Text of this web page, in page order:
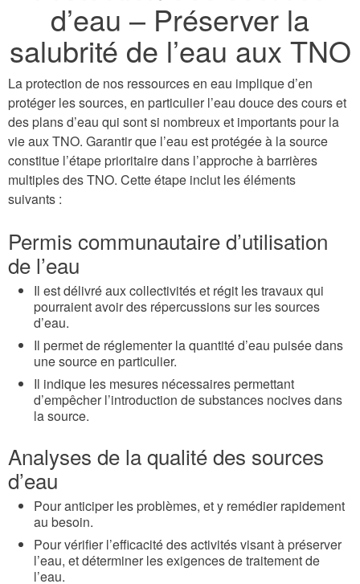
d’eau – Préserver la
salubrité de l’eau aux TNO
La protection de nos ressources en eau implique d’en
protéger les sources, en particulier l’eau douce des cours et
des plans d’eau qui sont si nombreux et importants pour la
vie aux TNO. Garantir que l’eau est protégée à la source
constitue l’étape prioritaire dans l’approche à barrières
multiples des TNO. Cette étape inclut les éléments
suivants :
Permis communautaire d’utilisation
de l’eau
Il est délivré aux collectivités et régit les travaux qui
pourraient avoir des répercussions sur les sources
d’eau.
Il permet de réglementer la quantité d’eau puisée dans
une source en particulier.
Il indique les mesures nécessaires permettant
d’empêcher l’introduction de substances nocives dans
la source.
Analyses de la qualité des sources
d’eau
Pour anticiper les problèmes, et y remédier rapidement
au besoin.
Pour vérifier l’efficacité des activités visant à préserver
l’eau, et déterminer les exigences de traitement de
l’eau.